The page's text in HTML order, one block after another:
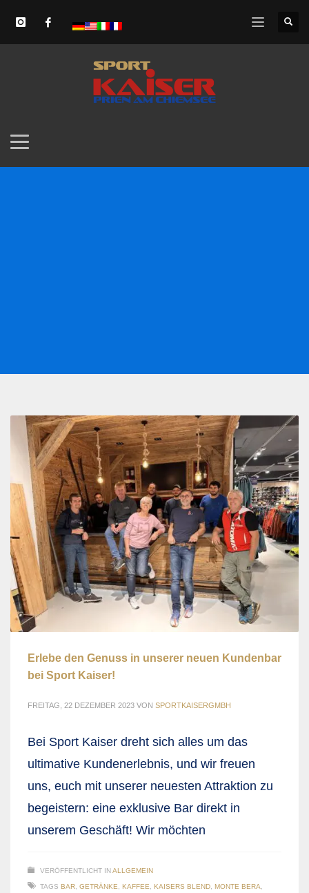
Erlebe den Genuss in unserer neuen Kundenbar
bei Sport Kaiser!
FREITAG, 22 DEZEMBER 2023 VON SPORTKAISERGMBH
Bei Sport Kaiser dreht sich alles um das
ultimative Kundenerlebnis, und wir freuen
uns, euch mit unserer neuesten Attraktion zu
begeistern: eine exklusive Bar direkt in
unserem Geschäft! Wir möchten
VERÖFFENTLICHT INALLGEMEIN
TAGS BAR GETRÄNKE KAFFEE KAISERS BLEND MONTE BERA